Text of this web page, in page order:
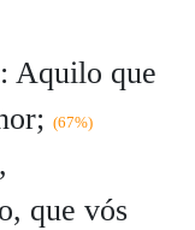
Aquilo que
(67%)
que vós